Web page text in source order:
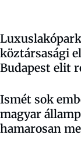
köztársasági
Budapest elit
Ismét sok
magyar
hamarosan